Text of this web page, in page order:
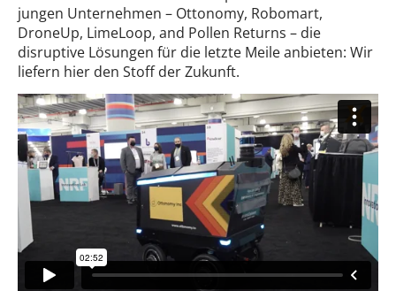
jungen Unternehmen – Ottonomy, Robomart,
DroneUp, LimeLoop, and Pollen Returns – die
disruptive Lösungen für die letzte Meile anbieten: Wir
liefern hier den Stoff der Zukunft.